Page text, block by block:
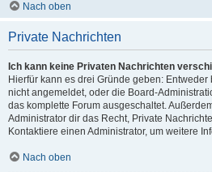
Nach oben
Private Nachrichten
Ich kann keine Privaten Nachrichten
Hierfür kann es drei Gründe geben:
nicht angemeldet, oder die Board-
das komplette Forum ausgeschaltet.
Administrator dir das Recht, Private
Kontaktiere einen Administrator, um weitere
Nach oben